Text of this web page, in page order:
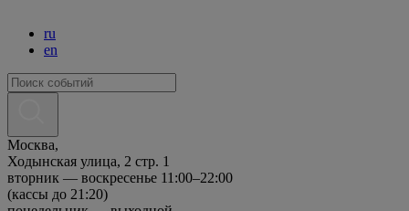
ru
en
Москва,
Ходынская улица, 2 стр. 1
вторник — воскресенье 11:00–22:00
(кассы до 21:20)